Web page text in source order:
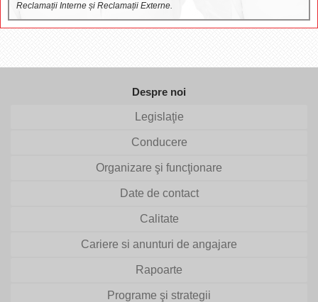
Reclamații Interne și Reclamații Externe.
Despre noi
Legislaţie
Conducere
Organizare şi funcţionare
Date de contact
Calitate
Cariere si anunturi de angajare
Rapoarte
Programe şi strategii